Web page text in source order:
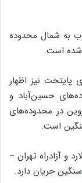
به شمال محدوده
شده است.
نیز اظهار
حسین‌آباد و
در محدوده‌های
است.
و آزادراه تهران –
جریان دارد.